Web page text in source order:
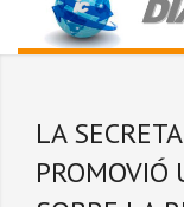
LA
PROMOVIÓ